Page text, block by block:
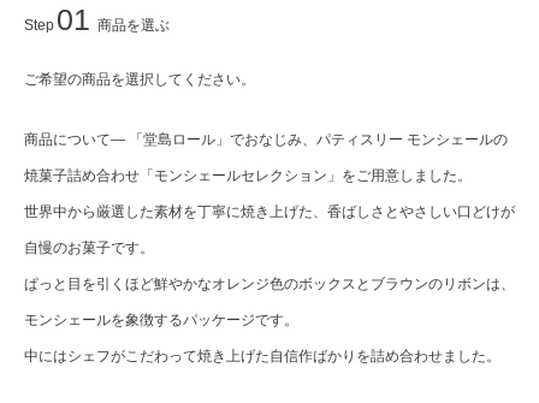
Step 01 商品を選ぶ
ご希望の商品を選択してください。
商品について— 「堂島ロール」でおなじみ、パティスリー モンシェールの
焼菓子詰め合わせ「モンシェールセレクション」をご用意しました。
世界中から厳選した素材を丁寧に焼き上げた、香ばしさとやさしい口どけが
自慢のお菓子です。
ぱっと目を引くほど鮮やかなオレンジ色のボックスとブラウンのリボンは、
モンシェールを象徴するパッケージです。
中にはシェフがこだわって焼き上げた自信作ばかりを詰め合わせました。